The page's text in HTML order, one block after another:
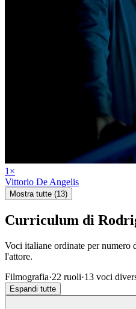
1 ×
Vittorio De Angelis
Mostra tutte (13)
Curriculum di
Voci italiane ordinate per numero
l'attore.
Filmografia·22 ruoli·13 voci
Espandi tutte